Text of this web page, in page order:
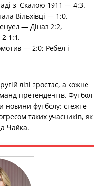
зі Скалою 1911 — 4:3.
Вільхівці — 1:0.
— Діназ 2:2,
1:1.
— 2:0; Ребел і
лізі зростає, а кожне
претендентів. Футбол
новини футболу: стежте
таких учасників, як
Чайка.